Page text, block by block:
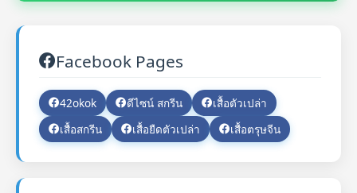
Facebook Pages
42okok ดีไซน์ สกรีน
เสื้อตัวเปล่า
เสื้อสกรีน
เสื้อยืดตัวเปล่า เสื้อตรุษจีน